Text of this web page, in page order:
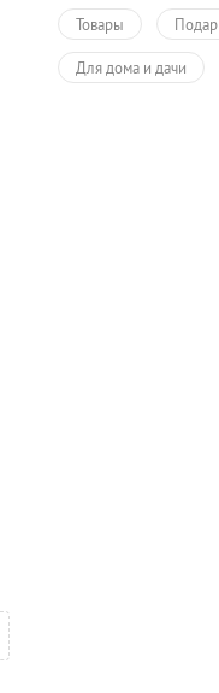
Товары
Для дома и дачи